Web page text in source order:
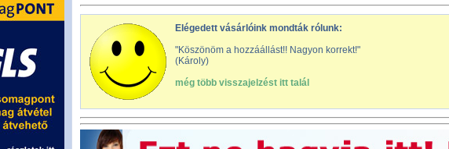
Elégedett vásárlóink mondták rólunk:
"Köszönöm a hozzáállást!! Nagyon korrekt!"
(Károly)
még több visszajelzést itt talál